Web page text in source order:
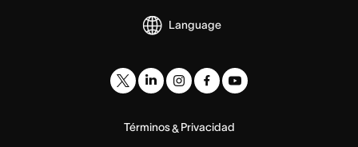
Language
Términos& Privacidad